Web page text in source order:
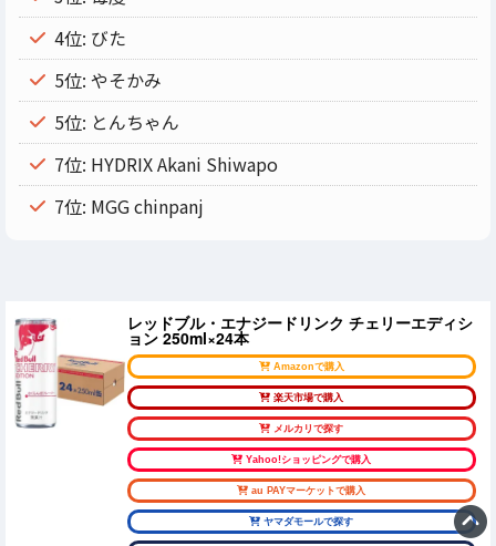
4位: びた
5位: やそかみ
5位: とんちゃん
7位: HYDRIX Akani Shiwapo
7位: MGG chinpanj
レッドブル・エナジードリンク チェリーエディシ
ョン 250ml×24本
Amazonで購入
楽天市場で購入
メルカリで探す
Yahoo!ショッピングで購入
au PAYマーケットで購入
ヤマダモールで探す